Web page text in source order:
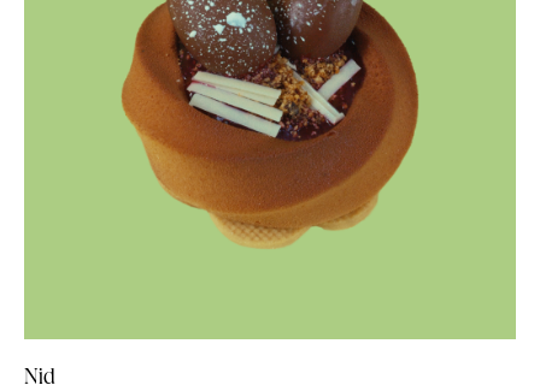
Nid